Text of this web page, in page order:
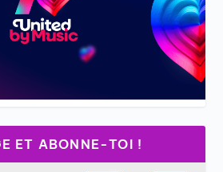
ET ABONNE-TOI !